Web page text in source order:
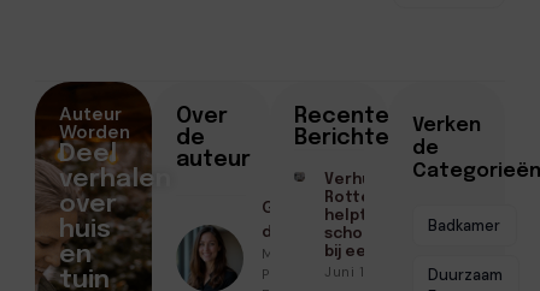
Over
de
auteur
Geschreven
door
Marloes
Peeters ●
Recente
Berichten
Verhuisd binnen
Rotterdam? Zo
helpt een
schoonmaakbedrijf
bij een frisse start
Juni 16, 2026
Verken
de
Categorieën
Badkamer
Duurzaam
Auteur
Worden
Deel
verhalen
over
huis
en
tuin